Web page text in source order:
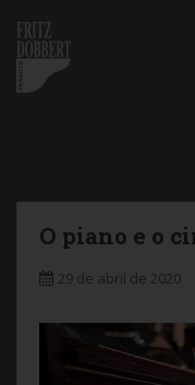
O piano e o
29 de abril de 2020